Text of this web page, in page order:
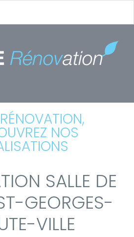
NOS
SALLE DE
GEORGES-
VILLE